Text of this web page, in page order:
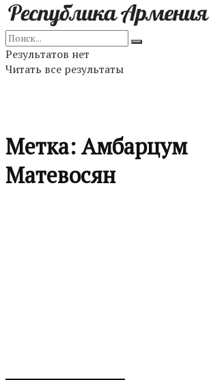
Результатов нет
Читать все результаты
Метка:Амбарцум
Матевосян